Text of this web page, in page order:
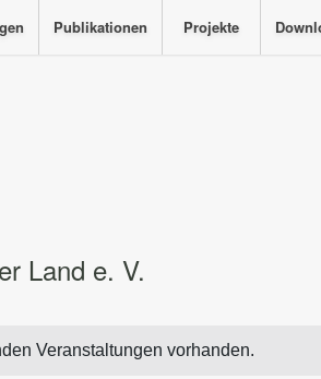
Publikationen Projekte
Land e. V.
Veranstaltungen vorhanden.